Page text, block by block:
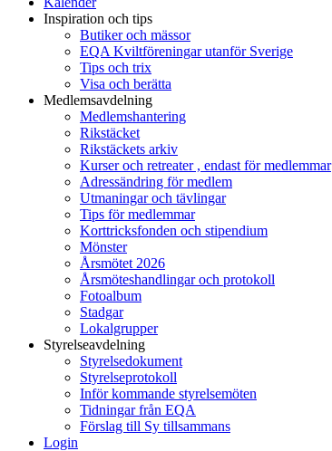
Inspiration och tips
Butiker och mässor
EQA Kviltföreningar utanför Sverige
Tips och trix
Visa och berätta
Medlemsavdelning
Medlemshantering
Rikstäcket
Rikstäckets arkiv
Kurser och retreater , endast för medlemmar
Adressändring för medlem
Utmaningar och tävlingar
Tips för medlemmar
Korttricksfonden och stipendium
Mönster
Årsmötet 2026
Årsmöteshandlingar och protokoll
Fotoalbum
Stadgar
Lokalgrupper
Styrelseavdelning
Styrelsedokument
Styrelseprotokoll
Inför kommande styrelsemöten
Tidningar från EQA
Förslag till Sy tillsammans
Login